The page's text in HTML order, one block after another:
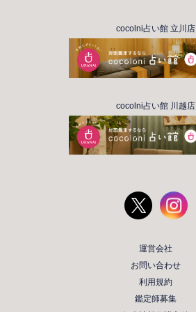
cocolni占い館 立川店
cocolni占い館 川越店
運営会社
お問い合わせ
利用規約
鑑定師募集